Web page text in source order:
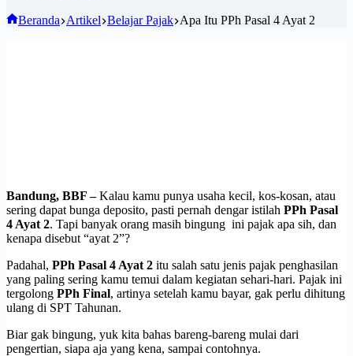
Beranda Artikel Belajar Pajak Apa Itu PPh Pasal 4 Ayat 2
Bandung, BBF –Kalau kamu punya usaha kecil, kos-kosan, atau
sering dapat bunga deposito, pasti pernah dengar istilah PPh Pasal
4 Ayat 2. Tapi banyak orang masih bingung ini pajak apa sih, dan
kenapa disebut “ayat 2”?
Padahal, PPh Pasal 4 Ayat 2 itu salah satu jenis pajak penghasilan
yang paling sering kamu temui dalam kegiatan sehari-hari. Pajak ini
tergolong PPh Final, artinya setelah kamu bayar, gak perlu dihitung
ulang di SPT Tahunan.
Biar gak bingung, yuk kita bahas bareng-bareng mulai dari
pengertian, siapa aja yang kena, sampai contohnya.